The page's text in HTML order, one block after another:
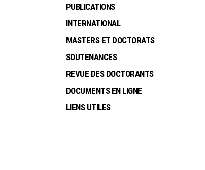
PUBLICATIONS
INTERNATIONAL
MASTERS ET DOCTORATS
SOUTENANCES
REVUE DES DOCTORANTS
DOCUMENTS EN LIGNE
LIENS UTILES